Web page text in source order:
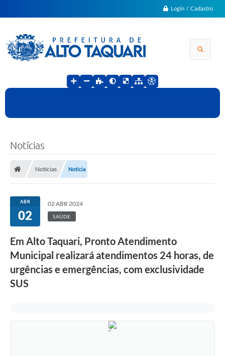
Login / Cadastro
Notícias
Notícias Notícia
ABR
02
02 ABR 2024
SAÚDE
Em Alto Taquari, Pronto Atendimento
Municipal realizará atendimentos 24 horas, de
urgências e emergências, com exclusividade
SUS